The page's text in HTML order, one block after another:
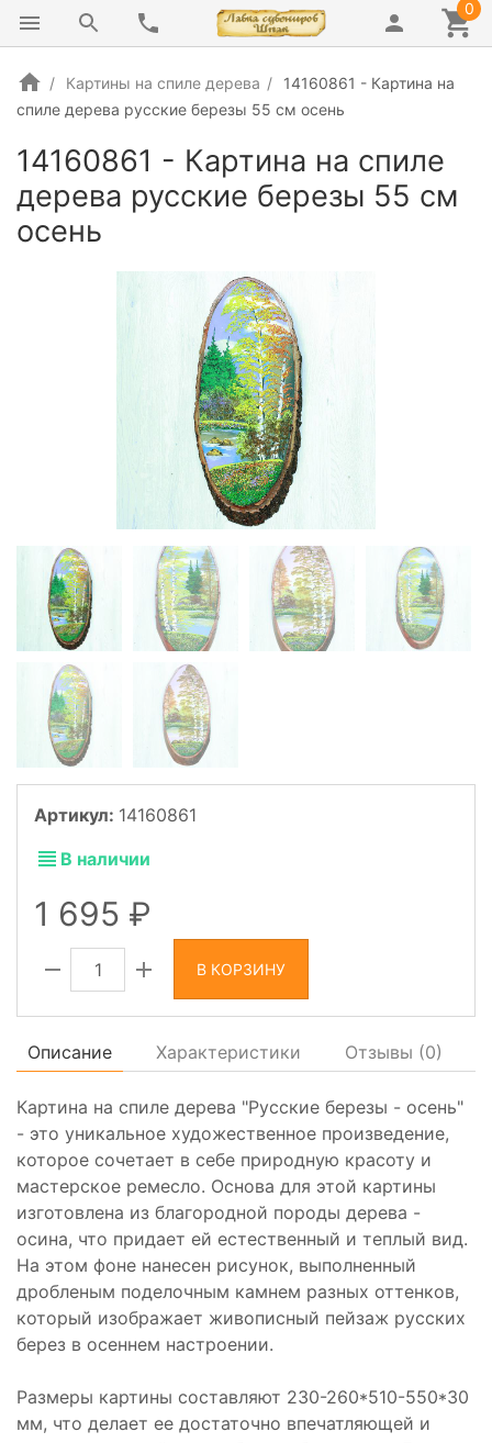
0
Картины на спиле дерева
14160861 - Картина на
спиле дерева русские березы 55 см осень
14160861 - Картина на спиле
дерева русские березы 55 см
осень
Артикул: 14160861
В наличии
1 695
В КОРЗИНУ
Описание Характеристики Отзывы (0)
Картина на спиле дерева "Русские березы - осень"
- это уникальное художественное произведение,
которое сочетает в себе природную красоту и
мастерское ремесло. Основа для этой картины
изготовлена из благородной породы дерева -
осина, что придает ей естественный и теплый вид.
На этом фоне нанесен рисунок, выполненный
дробленым поделочным камнем разных оттенков,
который изображает живописный пейзаж русских
берез в осеннем настроении.
Размеры картины составляют 230-260*510-550*30
мм, что делает ее достаточно впечатляющей и